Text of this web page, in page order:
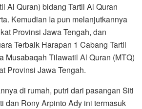
Al Quran) bidang Tartil Al Quran
Kemudian Ia pun melanjutkannya
Provinsi Jawa Tengah, dan
Terbaik Harapan 1 Cabang Tartil
Musabaqah Tilawatil Al Quran (MTQ)
Provinsi Jawa Tengah.
di rumah, putri dari pasangan Siti
dan Rony Arpinto Ady ini termasuk